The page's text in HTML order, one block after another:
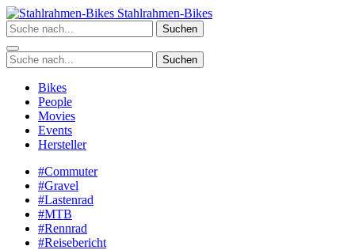
Zum
Inhalt
springen
Stahlrahmen-Bikes
Suchen
Suchen
Bikes
People
Movies
Events
Hersteller
#Commuter
#Gravel
#Lastenrad
#MTB
#Rennrad
#Reisebericht